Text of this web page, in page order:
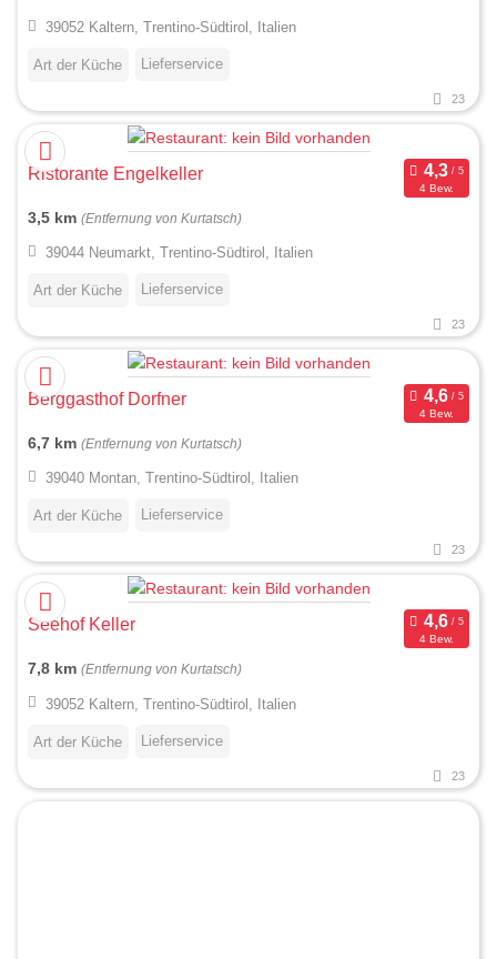
39052 Kaltern, Trentino-Südtirol, Italien
Art der Küche Lieferservice
23
Ristorante Engelkeller
4 Bew.
3,5 km (Entfernung von Kurtatsch)
39044 Neumarkt, Trentino-Südtirol, Italien
Art der Küche Lieferservice
23
Berggasthof Dorfner
4 Bew.
6,7 km (Entfernung von Kurtatsch)
39040 Montan, Trentino-Südtirol, Italien
Art der Küche Lieferservice
23
Seehof Keller
4 Bew.
7,8 km (Entfernung von Kurtatsch)
39052 Kaltern, Trentino-Südtirol, Italien
Art der Küche Lieferservice
23